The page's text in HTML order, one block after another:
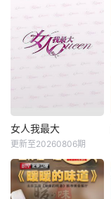
女人我最大
更新至20260806期